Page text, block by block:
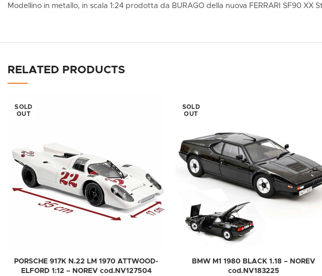
Modellino in metallo, in scala 1:24 prodotta da BURAGO della nuova FERRARI SF90 XX
RELATED PRODUCTS
SOLD
OUT
PORSCHE 917K N.22 LM 1970 ATTWOOD-
ELFORD 1:12 – NOREV cod.NV127504
SOLD
OUT
BMW M1 1980 BLACK 1.18 – NOREV
cod.NV183225